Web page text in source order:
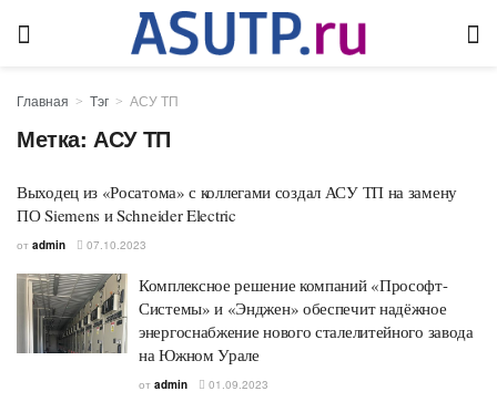
Главная Тэг АСУ ТП
Метка:АСУ ТП
Выходец из «Росатома» с коллегами создал АСУ ТП на замену
ПО Siemens и Schneider Electric
от admin 07.10.2023
Комплексное решение компаний «Прософт-
Системы» и «Энджен» обеспечит надёжное
энергоснабжение нового сталелитейного завода
на Южном Урале
от admin 01.09.2023